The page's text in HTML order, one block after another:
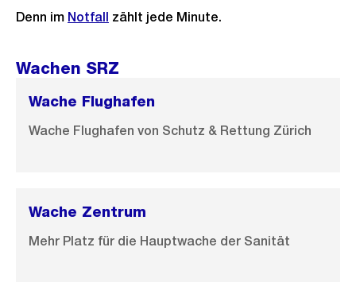
Denn im Notfall zählt jede Minute.
Wachen SRZ
Wache Flughafen
Wache Flughafen von Schutz & Rettung Zürich
Wache Zentrum
Mehr Platz für die Hauptwache der Sanität